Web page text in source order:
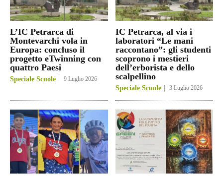
L’IC Petrarca di
Montevarchi vola in
Europa: concluso il
progetto eTwinning con
quattro Paesi
Speciale Scuole 9 Luglio 2026
IC Petrarca, al via i
laboratori “Le mani
raccontano”: gli studenti
scoprono i mestieri
dell’erborista e dello
scalpellino
Speciale Scuole 3 Luglio 2026